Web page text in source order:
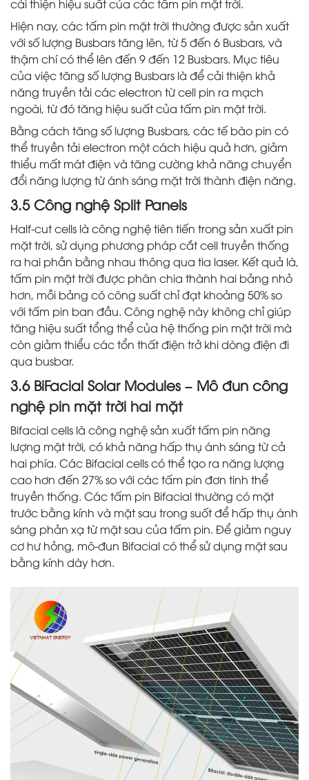
cải thiện hiệu suất của các tấm pin mặt trời.
Hiện nay, các tấm pin mặt trời thường được sản xuất
với số lượng Busbars tăng lên, từ 5 đến 6 Busbars, và
thậm chí có thể lên đến 9 đến 12 Busbars. Mục tiêu
của việc tăng số lượng Busbars là để cải thiện khả
năng truyền tải các electron từ cell pin ra mạch
ngoài, từ đó tăng hiệu suất của tấm pin mặt trời.
Bằng cách tăng số lượng Busbars, các tế bào pin có
thể truyền tải electron một cách hiệu quả hơn, giảm
thiểu mất mát điện và tăng cường khả năng chuyển
đổi năng lượng từ ánh sáng mặt trời thành điện năng.
3.5 Công nghệ Split Panels
Half-cut cells là công nghệ tiên tiến trong sản xuất pin
mặt trời, sử dụng phương pháp cắt cell truyền thống
ra hai phần bằng nhau thông qua tia laser. Kết quả là,
tấm pin mặt trời được phân chia thành hai bảng nhỏ
hơn, mỗi bảng có công suất chỉ đạt khoảng 50% so
với tấm pin ban đầu. Công nghệ này không chỉ giúp
tăng hiệu suất tổng thể của hệ thống pin mặt trời mà
còn giảm thiểu các tổn thất điện trở khi dòng điện đi
qua busbar.
3.6 BiFacial Solar Modules – Mô đun công
nghệ pin mặt trời hai mặt
Bifacial cells là công nghệ sản xuất tấm pin năng
lượng mặt trời, có khả năng hấp thụ ánh sáng từ cả
hai phía. Các Bifacial cells có thể tạo ra năng lượng
cao hơn đến 27% so với các tấm pin đơn tinh thể
truyền thống. Các tấm pin Bifacial thường có mặt
trước bằng kính và mặt sau trong suốt để hấp thụ ánh
sáng phản xạ từ mặt sau của tấm pin. Để giảm nguy
cơ hư hỏng, mô-đun Bifacial có thể sử dụng mặt sau
bằng kính dày hơn.